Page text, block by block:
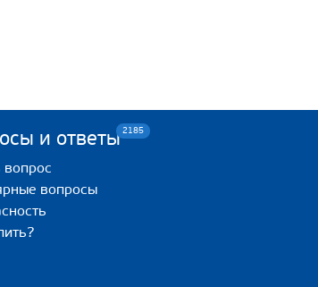
и ответы2185
вопрос
вопросы